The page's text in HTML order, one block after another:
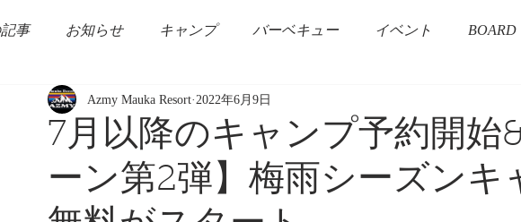
事 お知らせ キャンプ バーベキュー イベント BOARD
7月以降のキャンプ予約開始
ーン第2弾】梅雨シーズンキ
Azmy Mauka Resort 2022年6月9日